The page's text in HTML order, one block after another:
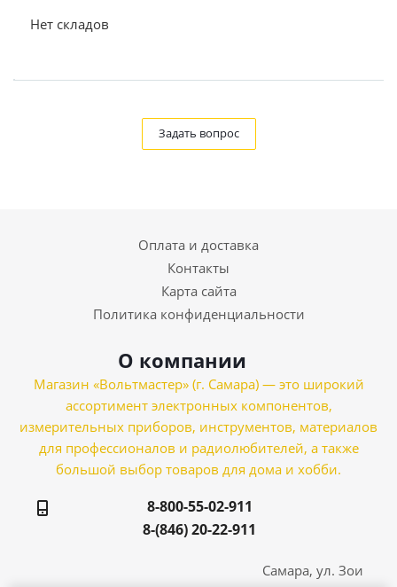
Нет складов
Задать вопрос
Оплата и доставка
Контакты
Карта сайта
Политика конфиденциальности
О компании
Магазин «Вольтмастер» (г. Самара) — это широкий
ассортимент электронных компонентов,
измерительных приборов, инструментов, материалов
для профессионалов и радиолюбителей, а также
большой выбор товаров для дома и хобби.
8-800-55-02-911
8-(846) 20-22-911
Самара, ул. Зои